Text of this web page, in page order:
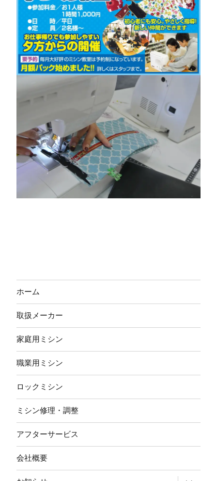
ホーム
取扱メーカー
家庭用ミシン
職業用ミシン
ロックミシン
ミシン修理・調整
アフターサービス
会社概要